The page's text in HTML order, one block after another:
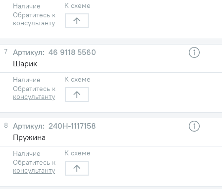
Наличие
Обратитесь к
консультанту
К схеме
7
46 9118 5560
Шарик
Наличие
Обратитесь к
консультанту
К схеме
8
240Н-1117158
Пружина
Наличие
Обратитесь к
консультанту
К схеме